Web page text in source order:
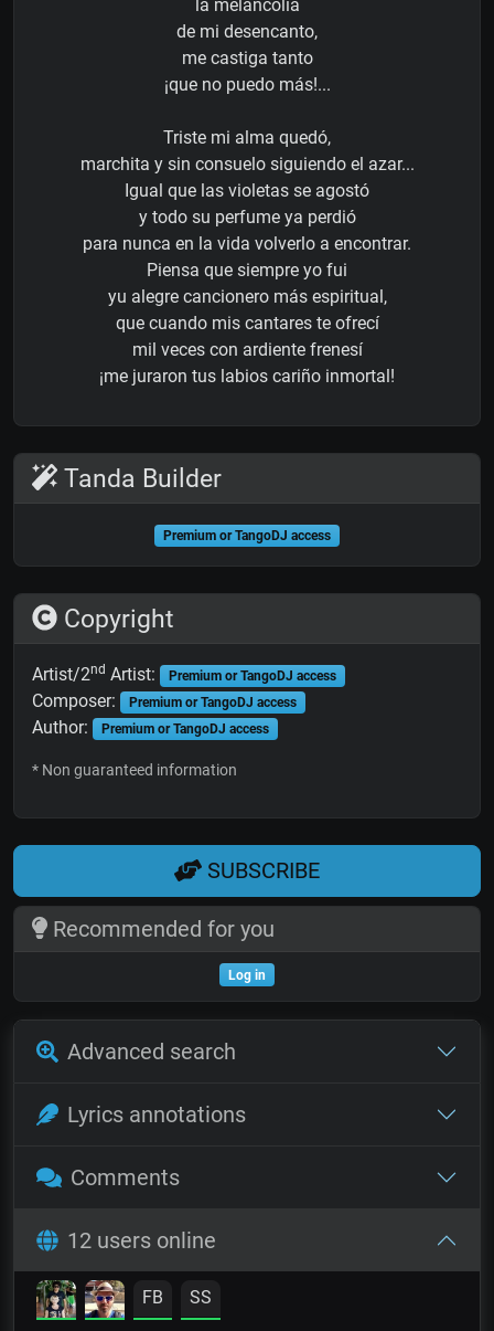
la melancolía
de mi desencanto,
me castiga tanto
¡que no puedo más!...
Triste mi alma quedó,
marchita y sin consuelo siguiendo el azar...
Igual que las violetas se agostó
y todo su perfume ya perdió
para nunca en la vida volverlo a encontrar.
Piensa que siempre yo fui
yu alegre cancionero más espiritual,
que cuando mis cantares te ofrecí
mil veces con ardiente frenesí
¡me juraron tus labios cariño inmortal!
Tanda Builder
Premium or TangoDJ access
Copyright
Artist/2nd Artist: Premium or TangoDJ access
Composer: Premium or TangoDJ access
Author: Premium or TangoDJ access
* Non guaranteed information
SUBSCRIBE
Recommended for you
Log in
Advanced search
Lyrics annotations
Comments
12 users online
FB SS